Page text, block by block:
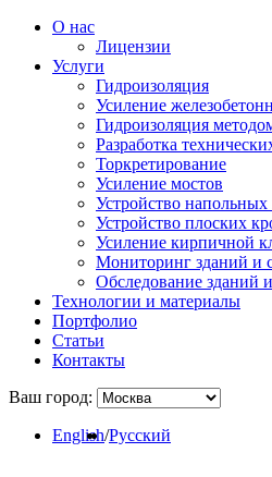
О нас
Лицензии
Услуги
Гидроизоляция
Усиление
Гидроизоляция
Разработка
Торкретирование
Усиление мостов
Устройство
Устройство плоских
Усиление кирпичной
Мониторинг зданий и
Обследование зданий
Технологии и материалы
Портфолио
Статьи
Контакты
Ваш город:
English/Русский